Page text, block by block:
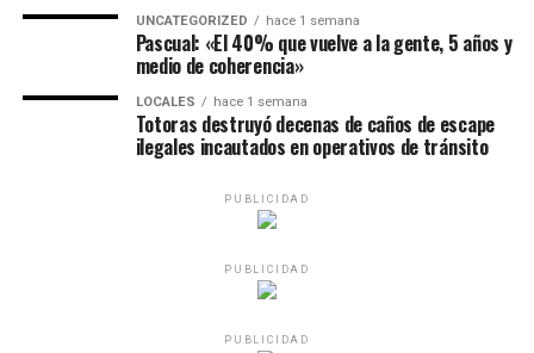
UNCATEGORIZED hace 1 semana
Pascual: «El 40% que vuelve a la gente, 5 años y
medio de coherencia»
LOCALES hace 1 semana
Totoras destruyó decenas de caños de escape
ilegales incautados en operativos de tránsito
PUBLICIDAD
PUBLICIDAD
PUBLICIDAD